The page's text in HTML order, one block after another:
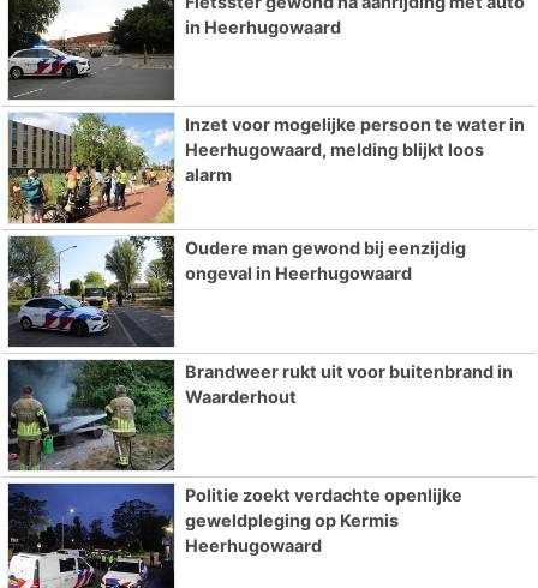
in Heerhugowaard
Inzet voor mogelijke persoon te water in
Heerhugowaard, melding blijkt loos
alarm
Oudere man gewond bij eenzijdig
ongeval in Heerhugowaard
Brandweer rukt uit voor buitenbrand in
Waarderhout
Politie zoekt verdachte openlijke
geweldpleging op Kermis
Heerhugowaard